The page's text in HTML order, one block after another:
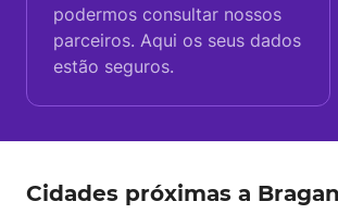
podermos consultar nossos
parceiros. Aqui os seus dados
estão seguros.
Cidades próximas a